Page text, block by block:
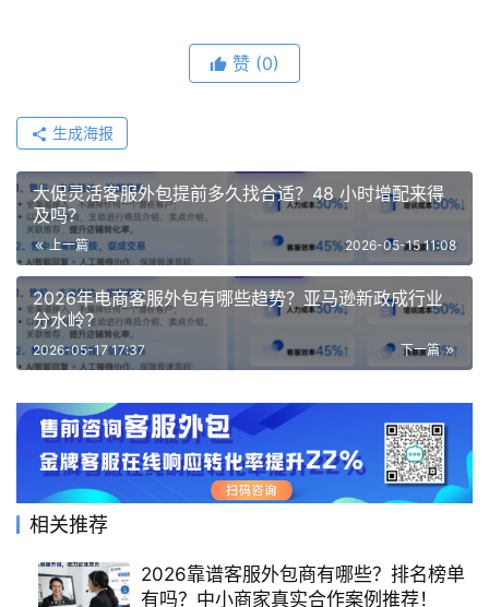
赞 (0)
生成海报
大促灵活客服外包提前多久找合适？48 小时增配来得
及吗？
上一篇 2026-05-15 11:08
2026年电商客服外包有哪些趋势？亚马逊新政成行业
分水岭？
下一篇
2026-05-17 17:37
相关推荐
2026靠谱客服外包商有哪些？排名榜单
有吗？中小商家真实合作案例推荐！